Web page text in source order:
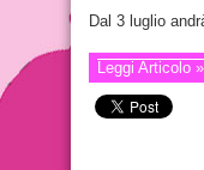
Dal 3 luglio
Leggi Articolo »